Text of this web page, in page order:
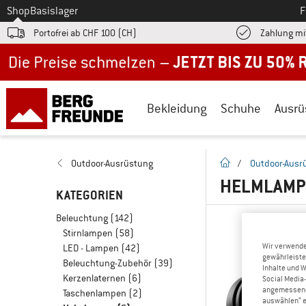
Zum
ShopBasislager
Portofrei ab CHF 100 (CH) Zahlung
Bekleidung Schuhe
Outdoor-Ausrüstung
KATEGORIEN
Beleuchtung (142)
Stirnlampen (58)
LED - Lampen (42)
Beleuchtung-Zubehör (39)
Kerzenlaternen (6)
Taschenlampen (2)
Startseite
/ Outdoor-
Wir
Inhalte und
Social
auswählen“